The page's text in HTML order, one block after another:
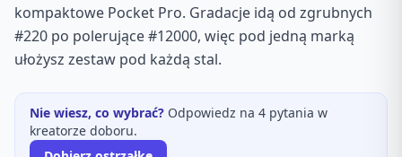
kompaktowe Pocket Pro. Gradacje idą od zgrubnych
#220 po polerujące #12000, więc pod jedną marką
ułożysz zestaw pod każdą stal.
Nie wiesz, co wybrać? Odpowiedz na 4 pytania w
kreatorze doboru.